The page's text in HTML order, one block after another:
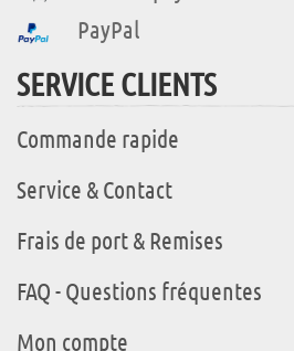
PayPal
SERVICE CLIENTS
Commande rapide
Service & Contact
Frais de port & Remises
FAQ - Questions fréquentes
Mon compte